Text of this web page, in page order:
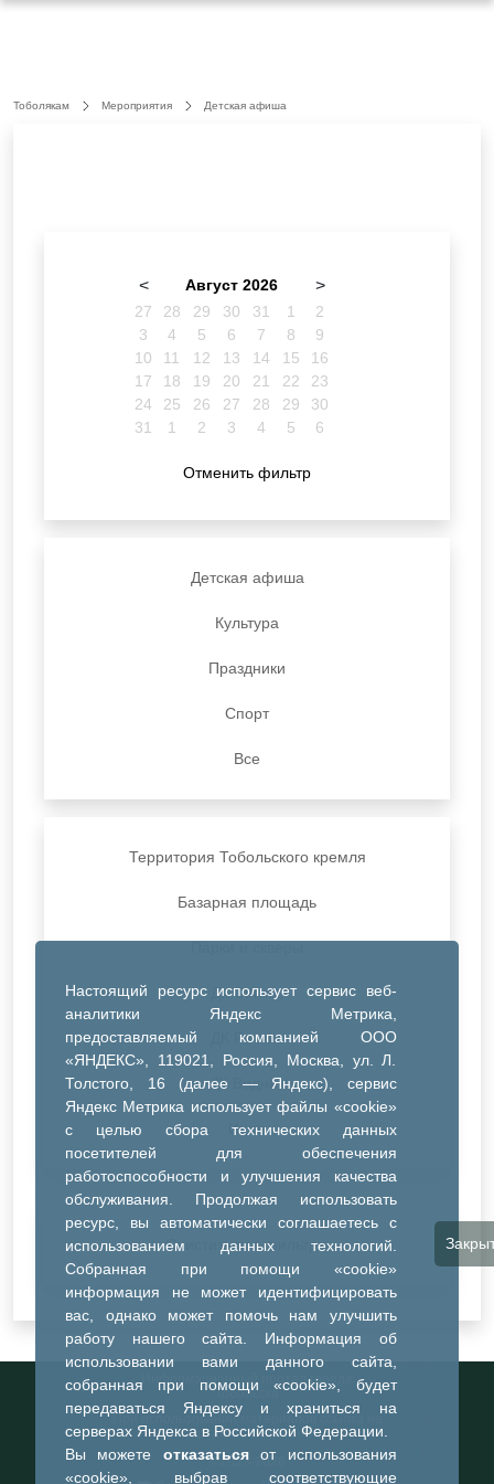
Настоящий ресурс использует сервис веб-
аналитики Яндекс Метрика,
предоставляемый компанией ООО
«ЯНДЕКС», 119021, Россия, Москва, ул. Л.
Толстого, 16 (далее — Яндекс), сервис
Яндекс Метрика использует файлы «cookie»
с целью сбора технических данных
посетителей для обеспечения
работоспособности и улучшения качества
обслуживания. Продолжая использовать
ресурс, вы автоматически соглашаетесь с
использованием данных технологий.
Собранная при помощи «cookie»
информация не может идентифицировать
вас, однако может помочь нам улучшить
работу нашего сайта. Информация об
использовании вами данного сайта,
собранная при помощи «cookie», будет
передаваться Яндексу и храниться на
серверах Яндекса в Российской Федерации.
Вы можете отказатьсяот использования
«cookie», выбрав соответствующие
Тоболякам Мероприятия Детская афиша
< Август 2026 >
27 28 29 30 31 1
2
3
4 5 6 7 8
9
10
11 12 13 14 15
16
17
18 19 20 21 22
23
24
25 26 27 28 29
30
31
1 2 3 4 5 6
Отменить фильтр
Детская афиша
Культура
Праздники
Спорт
Все
Территория Тобольского кремля
Базарная площадь
ДК Синтез
ДК Речник
ДК Водник
Иное
Очистить все фильтры
Информационный портал города
Тобольска
При использовании материалов ссылка на
портал обязательна
©2023-2026